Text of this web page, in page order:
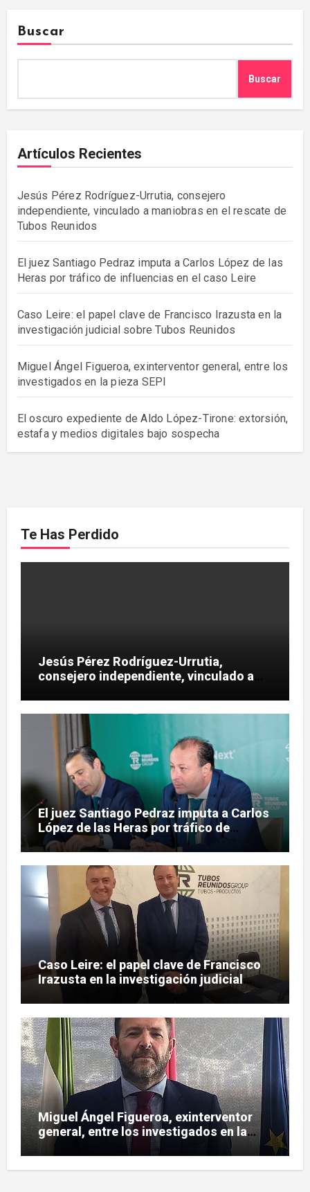
Buscar
Buscar
Artículos Recientes
Jesús Pérez Rodríguez-Urrutia, consejero
independiente, vinculado a maniobras en el rescate de
Tubos Reunidos
El juez Santiago Pedraz imputa a Carlos López de las
Heras por tráfico de influencias en el caso Leire
Caso Leire: el papel clave de Francisco Irazusta en la
investigación judicial sobre Tubos Reunidos
Miguel Ángel Figueroa, exinterventor general, entre los
investigados en la pieza SEPI
El oscuro expediente de Aldo López-Tirone: extorsión,
estafa y medios digitales bajo sospecha
Te Has Perdido
Jesús Pérez Rodríguez-Urrutia,
consejero independiente, vinculado a
Reunidos
El juez Santiago Pedraz imputa a Carlos
López de las Heras por tráfico de
influencias en el caso Leire
Caso Leire: el papel clave de Francisco
Irazusta en la investigación judicial
sobre Tubos Reunidos
Miguel Ángel Figueroa, exinterventor
general, entre los investigados en la
pieza SEPI